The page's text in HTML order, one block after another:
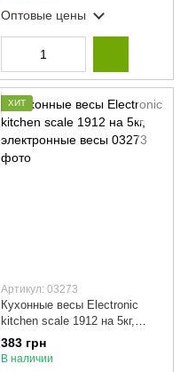
Оптовые цены
ХИТ
Артикул: 03273
Кухонные весы Electronic
kitchen scale 1912 на 5кг,
электронные весы
383 грн
В наличии